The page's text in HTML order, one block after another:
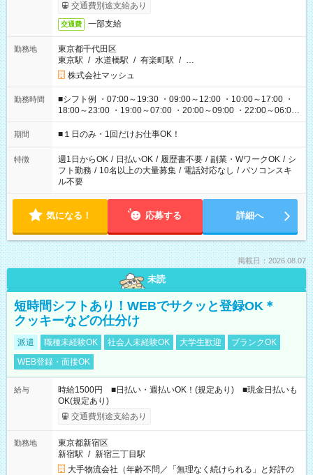
交通費別途支給あり
交通費 一部支給
勤務地
東京都千代田区
東京駅 / 水道橋駅 / 有楽町駅 / …
株式会社マッシュ
勤務時間
■シフト例 ・07:00～19:30 ・09:00～12:00 ・10:00～17:00 ・
18:00～23:00 ・19:00～07:00 ・20:00～09:00 ・22:00～06:00
etc ★最短で3時間で5,120円のお仕事から 15時間で2万円近く稼
げるお仕事も！ ご希望のお時間に合わせてご紹介！ ※シフトは
ください！
期間 ■１日のみ・1回だけお仕事OK！
特徴 週1日からOK / 日払いOK / 履歴書不要 / 副業・WワークOK / シ
フト勤務 / 10名以上の大量募集 / 電話対応なし / パソコンスキ
ル不要
気になる！ 応募する 詳細へ
掲載日：2026.08.07
未読
短時間シフトあり！WEBでサクッと登録OK＊
クッキーなどの仕分け
派遣 職種未経験OK 社会人未経験OK 大学生歓迎
ブランクOK
WEB登録・面接OK
給与
時給1500円 ■日払い・週払いOK！(規定あり) ■現金日払いも
OK(規定あり)
交通費別途支給あり
勤務地
東京都新宿区
新宿駅 / 新宿三丁目駅
大手物流会社（年齢不問／「無理なく続けられる」と好評の